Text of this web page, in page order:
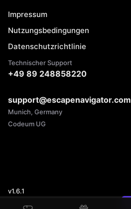
Impressum
Nutzungsbedingungen
Datenschutzrichtlinie
Technischer Support
+49 89 248858220
support@escapenavigator.com
Munich, Germany
Codeum UG
v1.6.1